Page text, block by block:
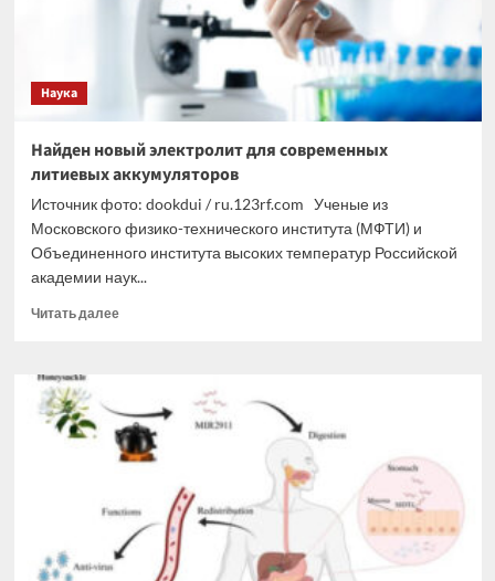
реванша
Наука
Найден новый электролит для современных
литиевых аккумуляторов
Источник фото: dookdui / ru.123rf.com Ученые из
Московского физико-технического института (МФТИ) и
Объединенного института высоких температур Российской
академии наук...
Читать далееПрочитать
электролит
для
современных
аккумуляторов